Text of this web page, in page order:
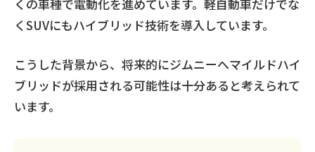
くの車種で電動化を進めています。軽自動車だけでな
くSUVにもハイブリッド技術を導入しています。
こうした背景から、将来的にジムニーへマイルドハイ
ブリッドが採用される可能性は十分あると考えられて
います。